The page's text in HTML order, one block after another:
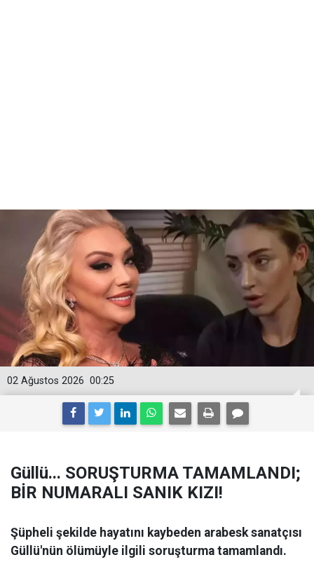
00:25
02 Ağustos 2026
Güllü... SORUŞTURMA TAMAMLANDI;
BİR NUMARALI SANIK KIZI!
Şüpheli şekilde hayatını kaybeden arabesk sanatçısı
Güllü'nün ölümüyle ilgili soruşturma tamamlandı.